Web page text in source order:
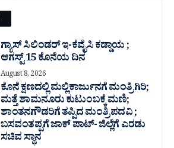
ಗ್ಯಾಸ್ ಸಿಲಿಂಡರ್ ಇ-ಕೆವೈಸಿ ಕಡ್ಡಾಯ ;
ಆಗಸ್ಟ್ 15 ಕೊನೆಯ ದಿನ
August 8, 2026
ಕೊನೆ ಕ್ಷಣದಲ್ಲಿ ಮಲ್ಲಿಕಾರ್ಜುನಗೆ ಮಂತ್ರಿಗಿರಿ;
ಮತ್ತೆ ಶಾಮನೂರು ಕುಟುಂಬಕ್ಕೆ ಮಣಿ;
ಶಾಂತನಗೌಡರಿಗೆ ತಪ್ಪಿದ ಮಂತ್ರಿ ಪದವಿ ;
ಬಸವಂತಪ್ಪಗೆ ಜಾಕ್ ಪಾಟ್- ಜಿಲ್ಲೆಗೆ ಎರಡು
ಸಚಿವ ಸ್ಥಾನ